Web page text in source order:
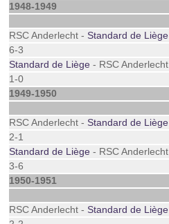
1948-1949
RSC Anderlecht -Standard de Liège
6-3
Standard de Liège - RSC Anderlecht
1-0
1949-1950
RSC Anderlecht -Standard de Liège
2-1
Standard de Liège - RSC Anderlecht
3-6
1950-1951
RSC Anderlecht -Standard de Liège